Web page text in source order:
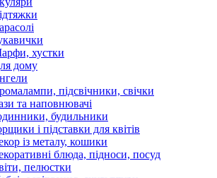
хустки
дому
підсвічники, свічки
та наповнювачі
будильники
і підставки для квітів
із металу, кошики
блюда, підноси, посуд
пелюстки